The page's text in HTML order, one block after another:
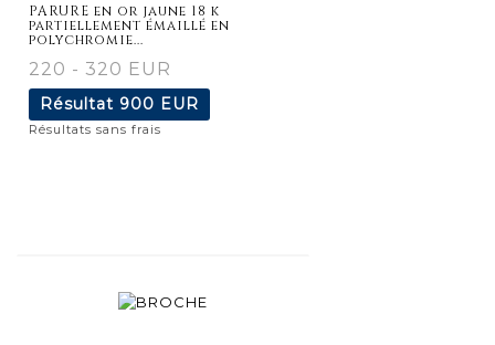
PARURE en or jaune 18 k
partiellement émaillé en
polychromie...
220 - 320 EUR
Résultat 900 EUR
Résultats sans frais